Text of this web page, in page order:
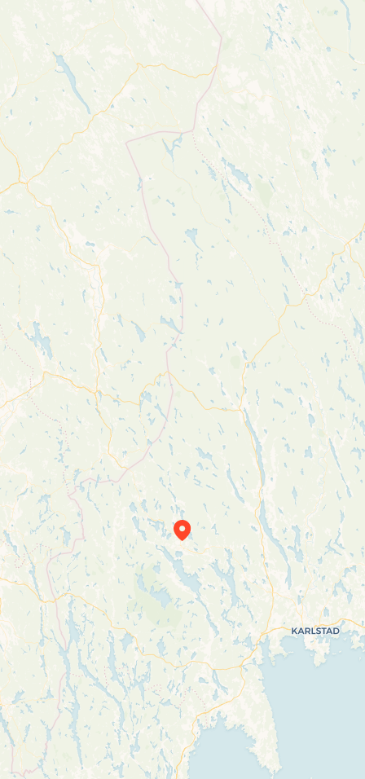
Travelers’ Map is loading…
If you see this after your page is loaded
completely, leafletJS files are missing.